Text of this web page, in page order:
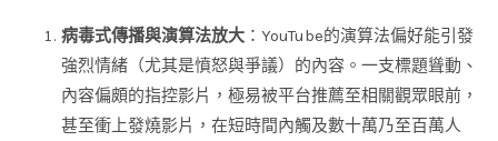
病毒式傳播與演算法放大 ：YouTube的演算法偏好能引發
強烈情緒（尤其是憤怒與爭議）的內容。一支標題聳動、
內容偏頗的指控影片，極易被平台推薦至相關觀眾眼前，
甚至衝上發燒影片，在短時間內觸及數十萬乃至百萬人